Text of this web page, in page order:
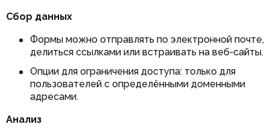
Сбор данных
Формы можно отправлять по электронной почте,
делиться ссылками или встраивать на веб‑сайты.
Опции для ограничения доступа: только для
пользователей с определёнными доменными
адресами.
Анализ